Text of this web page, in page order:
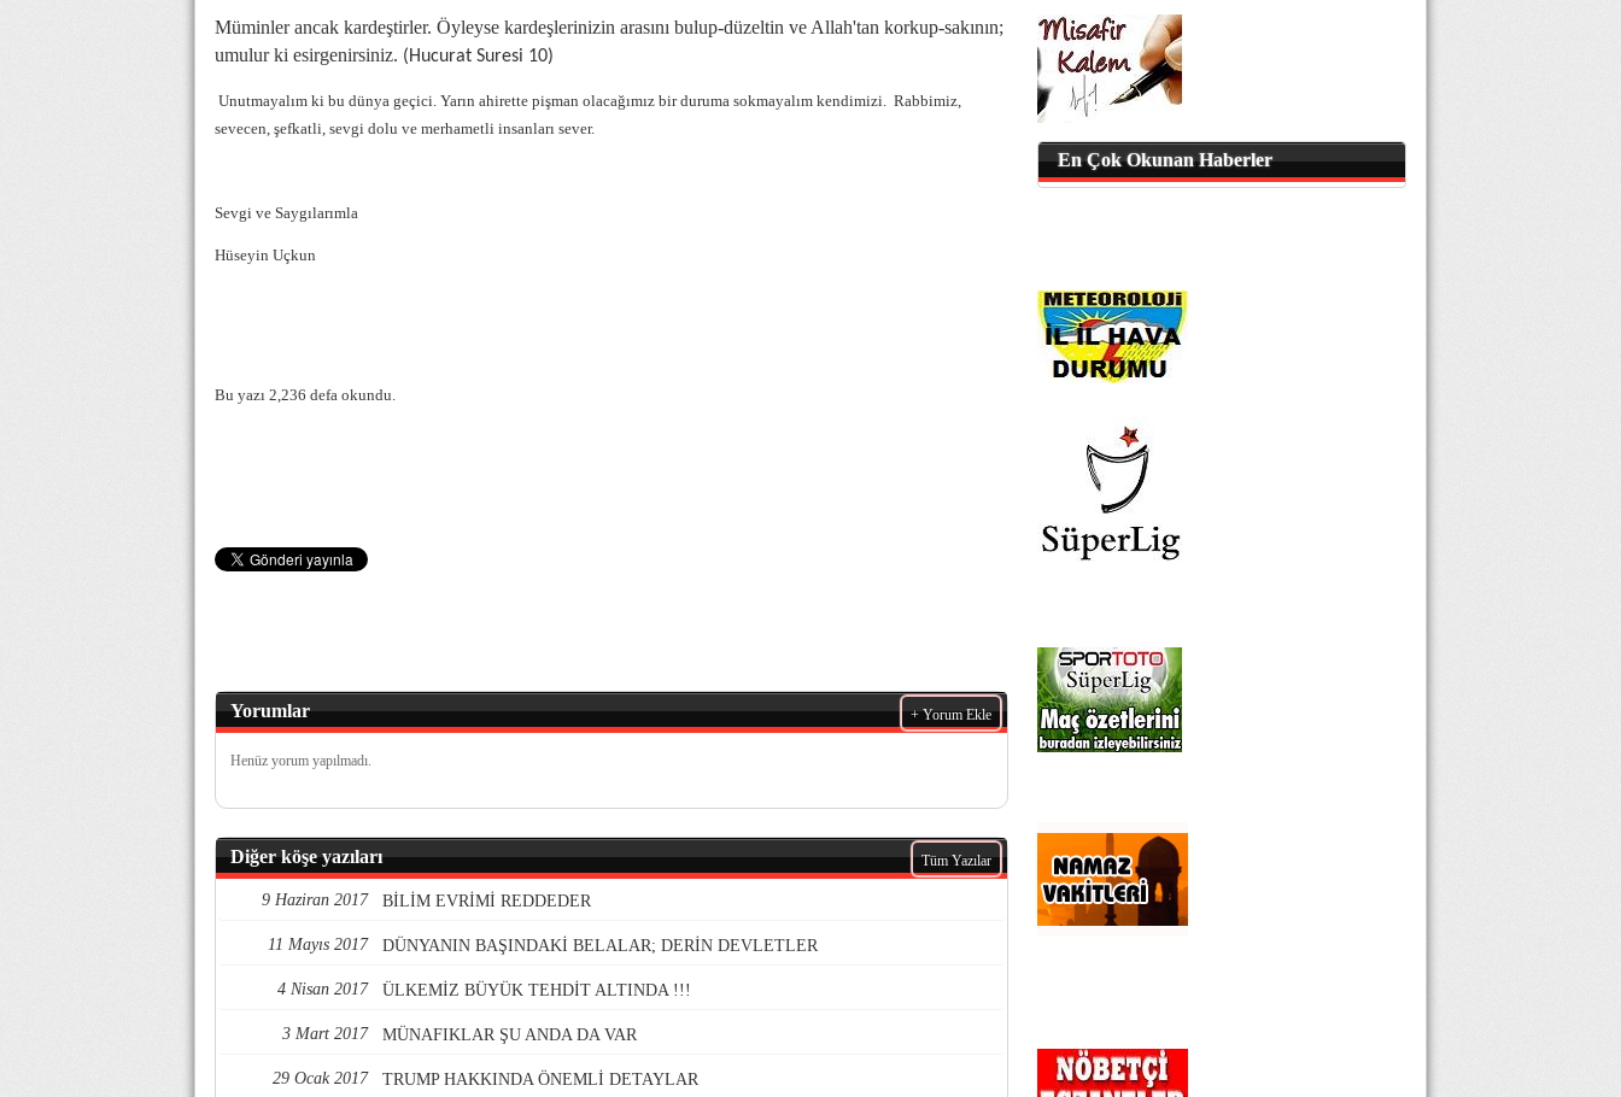
Müminler ancak kardeştirler. Öyleyse kardeşlerinizin arasını bulup-düzeltin ve Allah'tan korkup-sakının;
umulur ki esirgenirsiniz. (Hucurat Suresi 10)
Unutmayalım ki bu dünya geçici. Yarın ahirette pişman olacağımız bir duruma sokmayalım kendimizi. Rabbimiz,
sevecen, şefkatli, sevgi dolu ve merhametli insanları sever.
Sevgi ve Saygılarımla
Hüseyin Uçkun
Bu yazı 2,236 defa okundu.
Yorumlar + Yorum Ekle
Henüz yorum yapılmadı.
Diğer köşe yazıları Tüm Yazılar
9 Haziran 2017 BİLİM EVRİMİ REDDEDER
11 Mayıs 2017 DÜNYANIN BAŞINDAKİ BELALAR; DERİN DEVLETLER
4 Nisan 2017 ÜLKEMİZ BÜYÜK TEHDİT ALTINDA !!!
3 Mart 2017 MÜNAFIKLAR ŞU ANDA DA VAR
29 Ocak 2017 TRUMP HAKKINDA ÖNEMLİ DETAYLAR
En Çok Okunan Haberler